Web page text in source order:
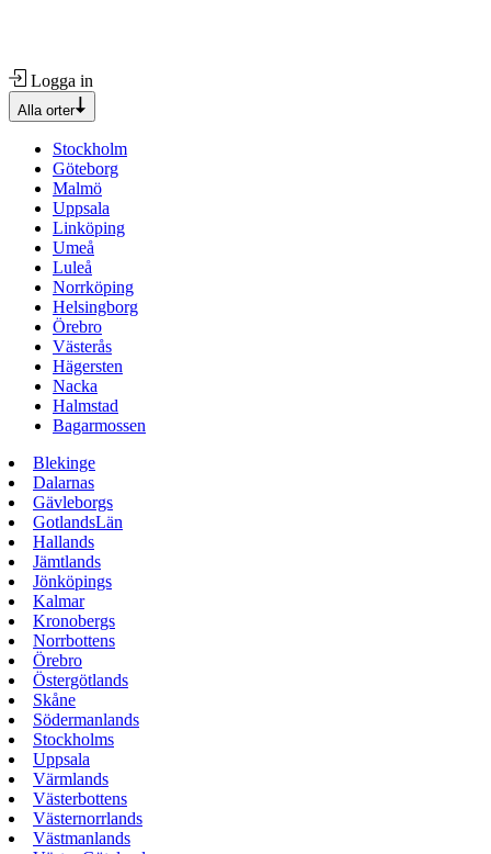
Logga in
Alla orter
Stockholm
Göteborg
Malmö
Uppsala
Linköping
Umeå
Luleå
Norrköping
Helsingborg
Örebro
Västerås
Hägersten
Nacka
Halmstad
Bagarmossen
Blekinge
Dalarnas
Gävleborgs
GotlandsLän
Hallands
Jämtlands
Jönköpings
Kalmar
Kronobergs
Norrbottens
Örebro
Östergötlands
Skåne
Södermanlands
Stockholms
Uppsala
Värmlands
Västerbottens
Västernorrlands
Västmanlands